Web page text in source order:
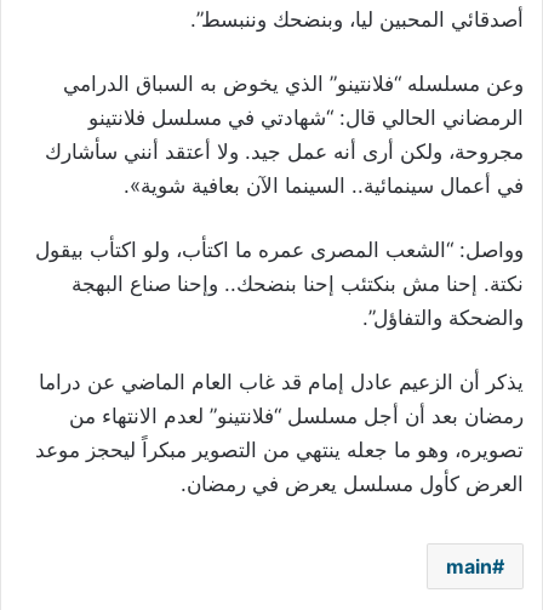
أصدقائي المحبين ليا، وبنضحك وننبسط”.
وعن مسلسله “فلانتينو” الذي يخوض به السباق الدرامي
الرمضاني الحالي قال: “شهادتي في مسلسل فلانتينو
مجروحة، ولكن أرى أنه عمل جيد. ولا أعتقد أنني سأشارك
في أعمال سينمائية.. السينما الآن بعافية شوية».
وواصل: “الشعب المصرى عمره ما اكتأب، ولو اكتأب بيقول
نكتة. إحنا مش بنكتئب إحنا بنضحك.. وإحنا صناع البهجة
والضحكة والتفاؤل”.
يذكر أن الزعيم عادل إمام قد غاب العام الماضي عن دراما
رمضان بعد أن أجل مسلسل “فلانتينو” لعدم الانتهاء من
تصويره، وهو ما جعله ينتهي من التصوير مبكراً ليحجز موعد
العرض كأول مسلسل يعرض في رمضان.
main